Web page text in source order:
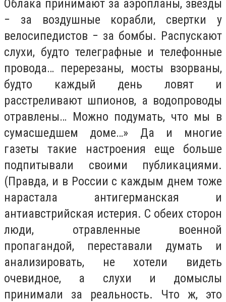
Облака принимают за аэропланы, звезды
− за воздушные корабли, свертки у
велосипедистов − за бомбы. Распускают
слухи, будто телеграфные и телефонные
провода… перерезаны, мосты взорваны,
будто каждый день ловят и
расстреливают шпионов, а водопроводы
отравлены… Можно подумать, что мы в
сумасшедшем доме…» Да и многие
газеты такие настроения еще больше
подпитывали своими публикациями.
(Правда, и в России с каждым днем тоже
нарастала антигерманская и
антиавстрийская истерия. С обеих сторон
люди, отравленные военной
пропагандой, переставали думать и
анализировать, не хотели видеть
очевидное, а слухи и домыслы
принимали за реальность. Что ж, это